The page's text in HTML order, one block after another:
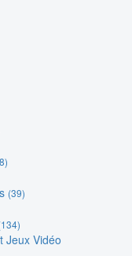
(39)
Jeux Vidéo